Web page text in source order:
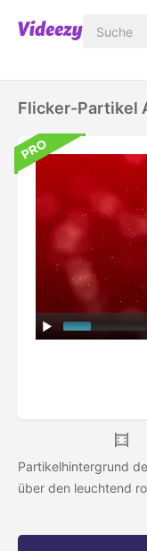
Flicker-Partikel
Partikelhintergrund
über den leuchtend